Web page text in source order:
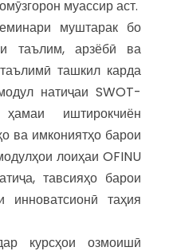
муассир аст.
муштарак бо
таълим, арзёбӣ ва
ташкил карда
натиҷаи SWOT-
иштирокчиён
ва имкониятҳо барои
лоиҳаи OFINU
тавсияҳо барои
инноватсионӣ таҳия
курсҳои озмоишӣ